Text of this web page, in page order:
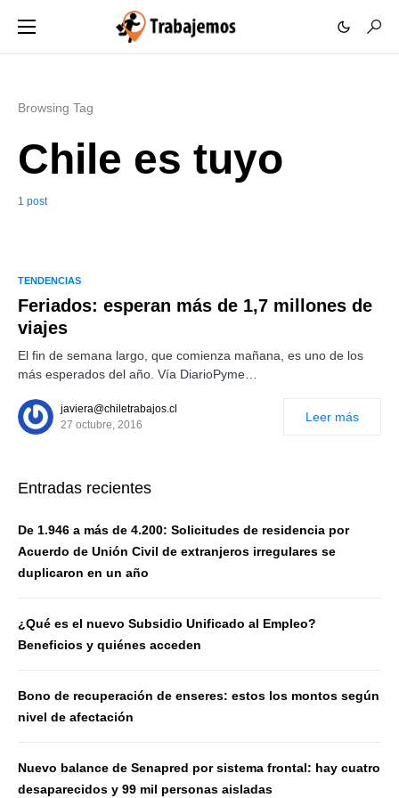
Browsing Tag
Chile es tuyo
1 post
TENDENCIAS
Feriados: esperan más de 1,7 millones de
viajes
El fin de semana largo, que comienza mañana, es uno de los
más esperados del año. Vía DiarioPyme…
javiera@chiletrabajos.cl
27 octubre, 2016
Leer más
Entradas recientes
De 1.946 a más de 4.200: Solicitudes de residencia por
Acuerdo de Unión Civil de extranjeros irregulares se
duplicaron en un año
¿Qué es el nuevo Subsidio Unificado al Empleo?
Beneficios y quiénes acceden
Bono de recuperación de enseres: estos los montos según
nivel de afectación
Nuevo balance de Senapred por sistema frontal: hay cuatro
desaparecidos y 99 mil personas aisladas